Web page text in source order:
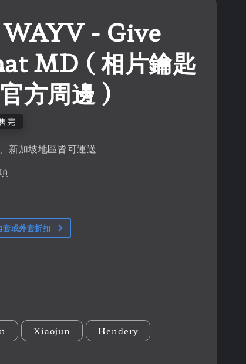
- Give
MD ( 相片鑰匙
方周邊 )
完
新加坡地區皆可運送
或外套折扣
Xiaojun Hendery